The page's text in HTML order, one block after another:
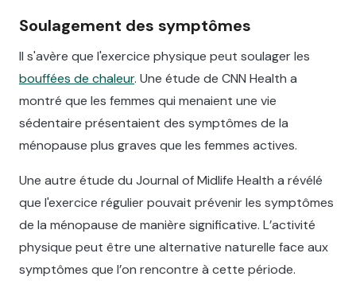
Soulagement des symptômes
Il s'avère que l'exercice physique peut soulager les
bouffées de chaleur. Une étude de CNN Health a
montré que les femmes qui menaient une vie
sédentaire présentaient des symptômes de la
ménopause plus graves que les femmes actives.
Une autre étude du Journal of Midlife Health a révélé
que l'exercice régulier pouvait prévenir les symptômes
de la ménopause de manière significative. L’activité
physique peut être une alternative naturelle face aux
symptômes que l’on rencontre à cette période.